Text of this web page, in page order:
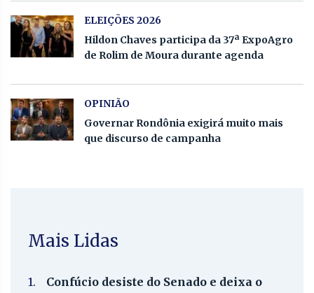
ELEIÇÕES 2026
Hildon Chaves participa da 37ª ExpoAgro
de Rolim de Moura durante agenda
OPINIÃO
Governar Rondônia exigirá muito mais
que discurso de campanha
Mais Lidas
1.
Confúcio desiste do Senado e deixa o